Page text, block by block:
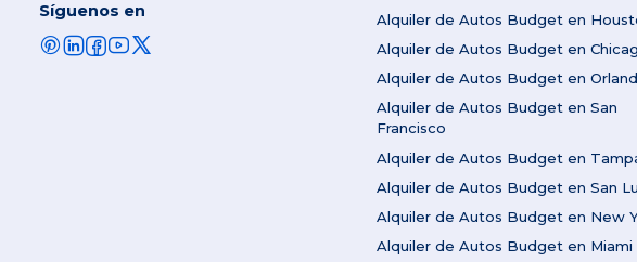
Síguenos en
Alquiler de Autos Budget en
Alquiler de Autos Budget en
Alquiler de Autos Budget en
Alquiler de Autos Budget en San
Francisco
Alquiler de Autos Budget en
Alquiler de Autos Budget en San
Alquiler de Autos Budget en New
Alquiler de Autos Budget en Miami